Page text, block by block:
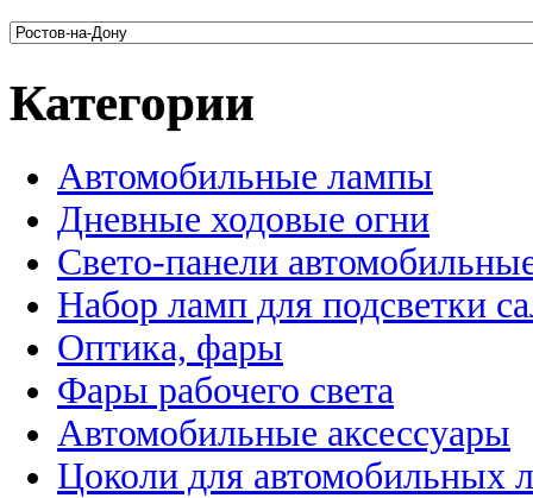
Категории
Автомобильные лампы
Дневные ходовые огни
Свето-панели
Набор ламп для подсветки
Оптика, фары
Фары рабочего света
Автомобильные аксессуары
Цоколи для автомобильных